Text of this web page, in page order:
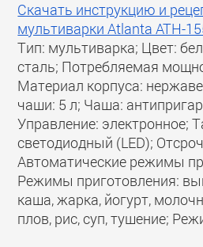
Скачать инструкцию и
мультиварки Atlanta ATH-
Тип: мультиварка; Цвет:
сталь; Потребляемая
Материал корпуса:
чаши: 5 л; Чаша:
Управление: электронное;
светодиодный (LED);
Автоматические режимы
Режимы приготовления:
каша, жарка, йогурт,
плов, рис, суп, тушение;